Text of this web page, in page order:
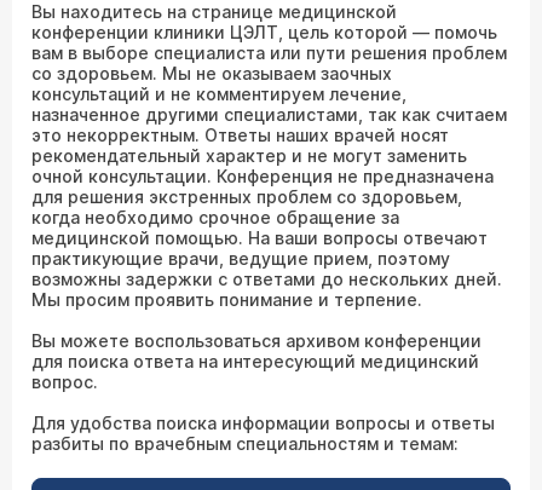
Вы находитесь на странице медицинской
конференции клиники ЦЭЛТ, цель которой — помочь
вам в выборе специалиста или пути решения проблем
со здоровьем. Мы не оказываем заочных
консультаций и не комментируем лечение,
назначенное другими специалистами, так как считаем
это некорректным. Ответы наших врачей носят
рекомендательный характер и не могут заменить
очной консультации. Конференция не предназначена
для решения экстренных проблем со здоровьем,
когда необходимо срочное обращение за
медицинской помощью. На ваши вопросы отвечают
практикующие врачи, ведущие прием, поэтому
возможны задержки с ответами до нескольких дней.
Мы просим проявить понимание и терпение.
Вы можете воспользоваться архивом конференции
для поиска ответа на интересующий медицинский
вопрос.
Для удобства поиска информации вопросы и ответы
разбиты по врачебным специальностям и темам: